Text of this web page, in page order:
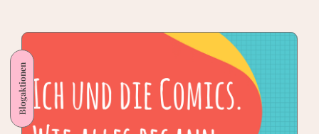
Blogaktionen